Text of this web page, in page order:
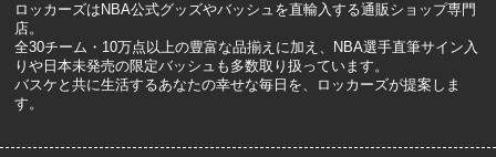
ロッカーズはNBA公式グッズやバッシュを直輸入する通販ショップ専門
店。
全30チーム・10万点以上の豊富な品揃えに加え、NBA選手直筆サイン入
りや日本未発売の限定バッシュも多数取り扱っています。
バスケと共に生活するあなたの幸せな毎日を、ロッカーズが提案しま
す。